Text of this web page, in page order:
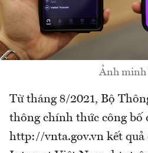
Ảnh minh
Từ tháng 8/2021, Bộ
thông chính thức công bố
http://vnta.gov.vn kết quả